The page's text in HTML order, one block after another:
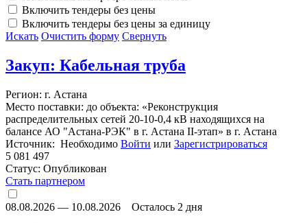
Включить тендеры без цены
Включить тендеры без цены за единицу
Искать Очистить форму Свернуть
Закуп: Кабельная труба
Регион: г. Астана
Место поставки: до объекта: «Реконструкция
распределительных сетей 20-10-0,4 кВ находящихся на
балансе АО "Астана-РЭК" в г. Астана II-этап» в г. Астана
Источник: Необходимо Войти или Зарегистрироваться
5 081 497
Статус: Опубликован
Стать партнером
08.08.2026 — 10.08.2026
Осталось 2 дня